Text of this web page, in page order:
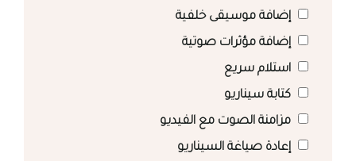
إضافة موسيقى خلفية
إضافة مؤثرات صوتية
استلام سريع
كتابة سيناريو
مزامنة الصوت مع الفيديو
إعادة صياغة السيناريو